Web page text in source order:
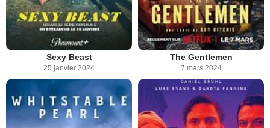
Sexy Beast
25 janvier 2024
The Gentlemen
7 mars 2024